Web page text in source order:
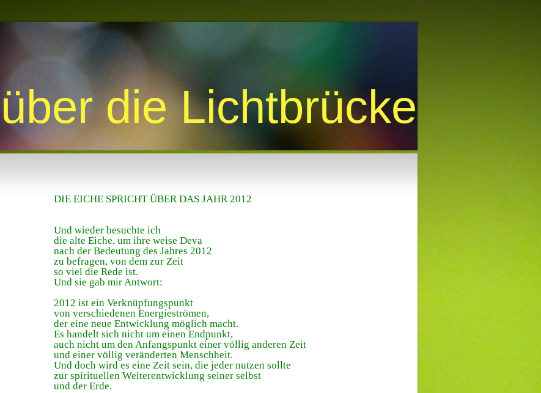
die Lichtbrücke
DIE EICHE SPRICHT ÜBER DAS JAHR 2012
Und wieder besuchte ich
die alte Eiche, um ihre weise Deva
nach der Bedeutung des Jahres 2012
zu befragen, von dem zur Zeit
so viel die Rede ist.
Und sie gab mir Antwort:
2012 ist ein Verknüpfungspunkt
von verschiedenen Energieströmen,
der eine neue Entwicklung möglich macht.
Es handelt sich nicht um einen Endpunkt,
auch nicht um den Anfangspunkt einer völlig anderen Zeit
und einer völlig veränderten Menschheit.
Und doch wird es eine Zeit sein, die jeder nutzen sollte
zur spirituellen Weiterentwicklung seiner selbst
und der Erde.